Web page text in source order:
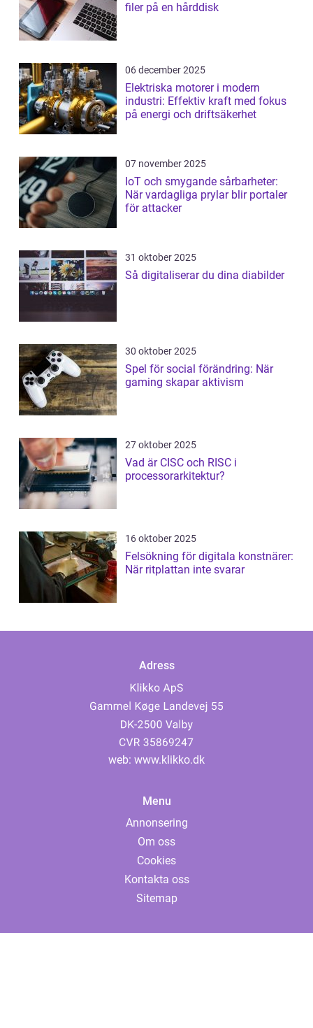
filer på en hårddisk
06 december 2025
Elektriska motorer i modern
industri: Effektiv kraft med fokus
på energi och driftsäkerhet
07 november 2025
IoT och smygande sårbarheter:
När vardagliga prylar blir portaler
för attacker
31 oktober 2025
Så digitaliserar du dina diabilder
30 oktober 2025
Spel för social förändring: När
gaming skapar aktivism
27 oktober 2025
Vad är CISC och RISC i
processorarkitektur?
16 oktober 2025
Felsökning för digitala konstnärer:
När ritplattan inte svarar
Adress
web: www.klikko.dk
Menu
Annonsering
Om oss
Cookies
Kontakta oss
Sitemap